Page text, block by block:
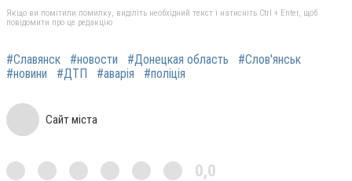
Якщо ви помітили помилку, виділіть необхідний текст і натисніть Ctrl + Enter, щоб
повідомити про це редакцію
#Славянск #новости #Донецкая область
#Слов'янськ
#новини
#ДТП #аварія #поліція
Сайт міста
0,0